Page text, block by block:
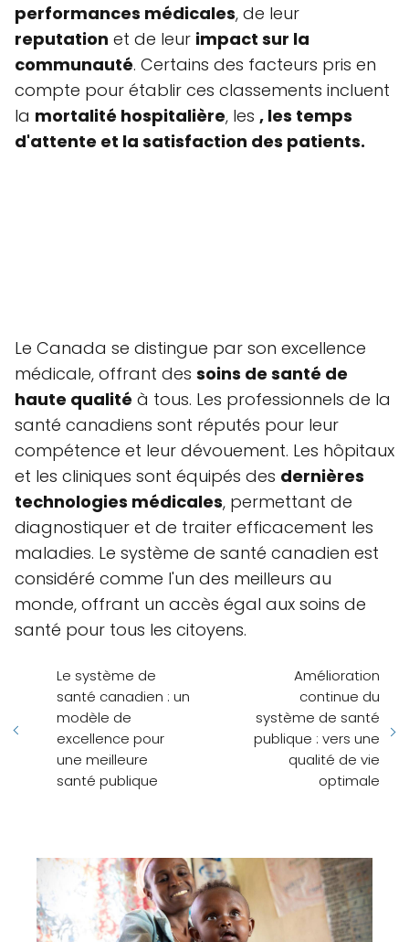
performances médicales, de leur
reputation et de leur impact sur la
communauté. Certains des facteurs pris en
compte pour établir ces classements incluent
la mortalité hospitalière, les , les temps
d'attente et la satisfaction des patients.
Le Canada se distingue par son excellence
médicale, offrant des soins de santé de
haute qualité à tous. Les professionnels de la
santé canadiens sont réputés pour leur
compétence et leur dévouement. Les hôpitaux
et les cliniques sont équipés des dernières
technologies médicales, permettant de
diagnostiquer et de traiter efficacement les
maladies. Le système de santé canadien est
considéré comme l'un des meilleurs au
monde, offrant un accès égal aux soins de
santé pour tous les citoyens.
Le système de
santé canadien : un
modèle de
excellence pour
une meilleure
santé publique
Amélioration
continue du
système de santé
publique : vers une
qualité de vie
optimale